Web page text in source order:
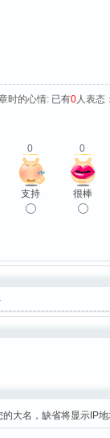
时的心情: 已有0人表态
0 0
支持 很棒
大名，缺省将显示IP